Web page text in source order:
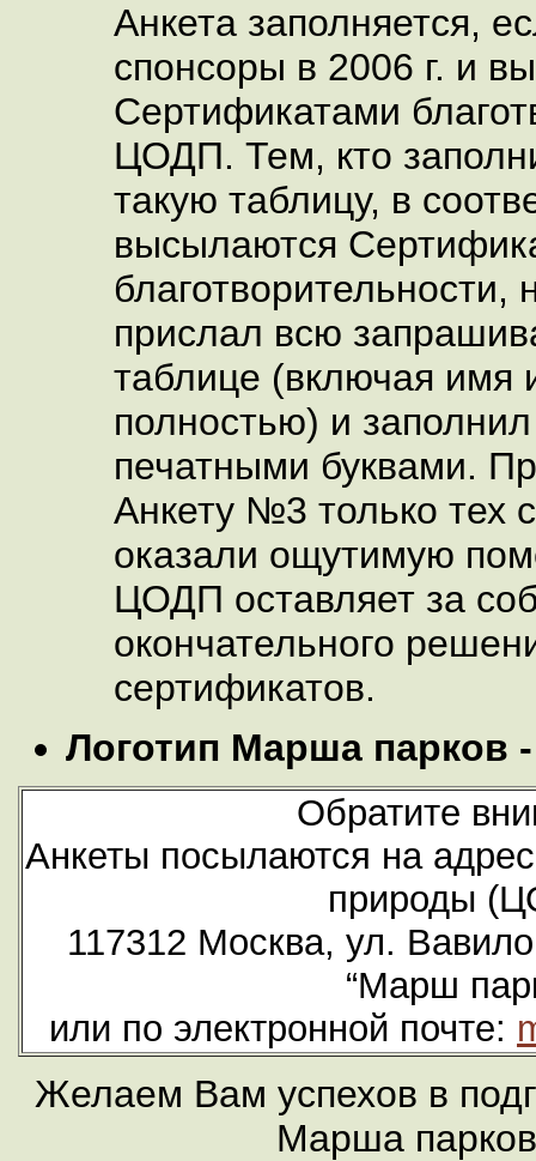
Анкета заполняется,
спонсоры в 2006 г. и
Сертификатами
ЦОДП. Тем, кто
такую таблицу, в
высылаются
благотворительности,
прислал всю
таблице (включая имя
полностью) и
печатными буквами.
Анкету №3 только тех
оказали ощутимую
ЦОДП оставляет за
окончательного
сертификатов.
Логотип Марша парков
Обратите
Анкеты посылаются на
природы
117312 Москва, ул.
“Марш
или по электронной почте:
Желаем Вам успехов в
Марша